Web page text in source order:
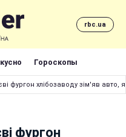
rbc.ua
Гороскопы
фургон хлібозаводу зім'яв авто,
фургон